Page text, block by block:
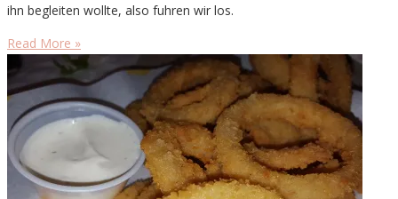
ihn begleiten wollte, also fuhren wir los.
Read More »